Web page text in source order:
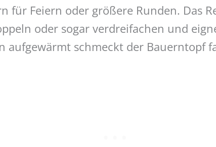
für Feiern oder größere Runden. Das
oder sogar verdreifachen und
aufgewärmt schmeckt der Bauerntopf